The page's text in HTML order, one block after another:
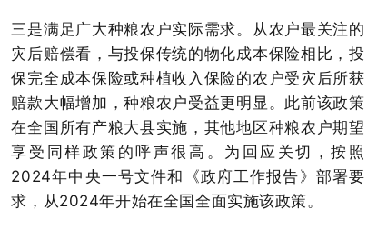
三是满足广大种粮农户实际需求。从农户最关注的
灾后赔偿看，与投保传统的物化成本保险相比，投
保完全成本保险或种植收入保险的农户受灾后所获
赔款大幅增加，种粮农户受益更明显。此前该政策
在全国所有产粮大县实施，其他地区种粮农户期望
享受同样政策的呼声很高。为回应关切，按照
2024年中央一号文件和《政府工作报告》部署要
求，从2024年开始在全国全面实施该政策。